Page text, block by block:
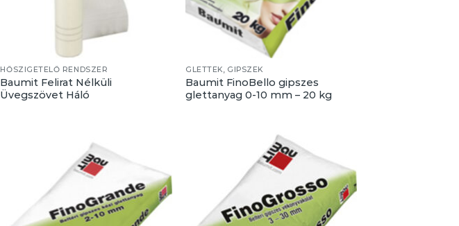
HŐSZIGETELŐ RENDSZER
Baumit Felirat Nélküli
Üvegszövet Háló
GLETTEK, GIPSZEK
Baumit FinoBello gipszes
glettanyag 0-10 mm – 20 kg